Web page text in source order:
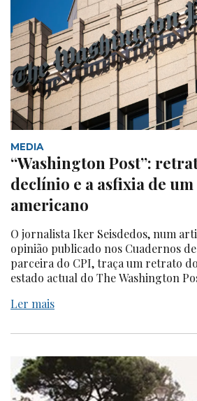
MEDIA
“Washington Post”:
declínio e a asfixia de
americano
O jornalista Iker Seisdedos, num
opinião publicado nos Cuadernos
parceira do CPI, traça um retrato do
estado actual do The Washington
Ler mais